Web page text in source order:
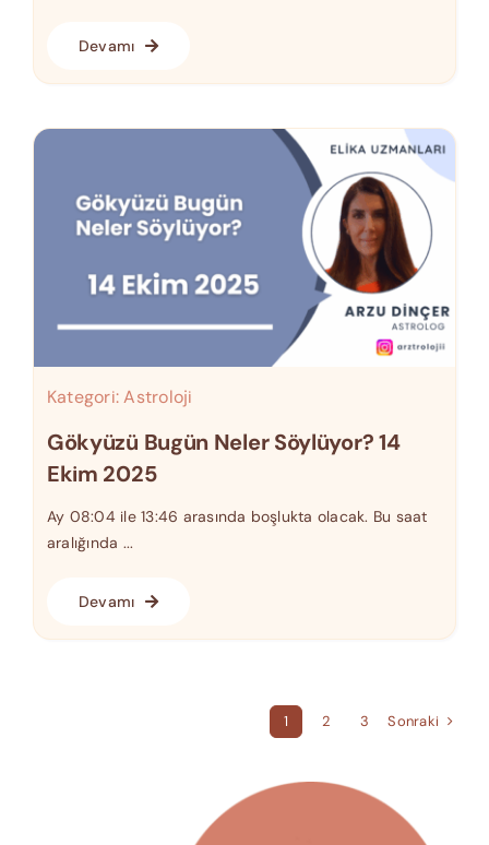
Devamı
Kategori:Astroloji
Gökyüzü Bugün Neler Söylüyor? 14
Ekim 2025
Ay 08:04 ile 13:46 arasında boşlukta olacak. Bu saat
aralığında ...
Devamı
1 2 3 Sonraki